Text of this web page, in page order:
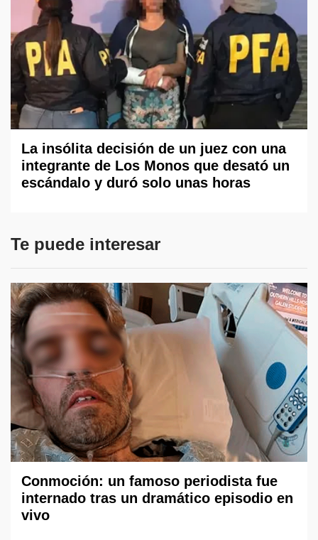
La insólita decisión de un juez con una
integrante de Los Monos que desató un
escándalo y duró solo unas horas
Te puede interesar
Conmoción: un famoso periodista fue
internado tras un dramático episodio en
vivo